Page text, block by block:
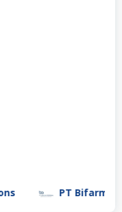
PT Bifarma